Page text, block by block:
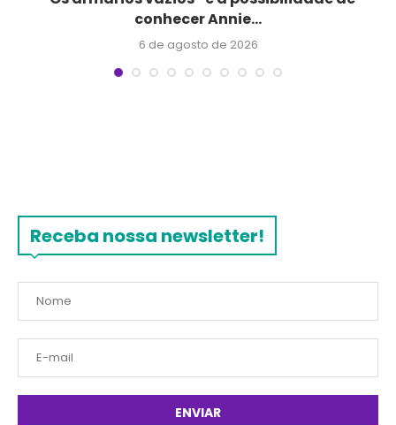
conhecer Annie...
6 de agosto de 2026
Receba nossa newsletter!